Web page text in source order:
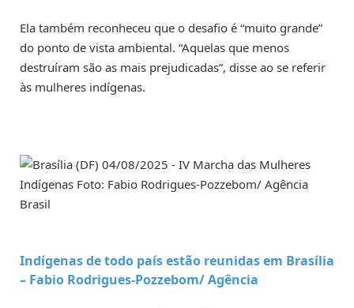
Ela também reconheceu que o desafio é “muito grande”
do ponto de vista ambiental. “Aquelas que menos
destruíram são as mais prejudicadas”, disse ao se referir
às mulheres indígenas.
Indígenas de todo país estão reunidas em Brasília
– Fabio Rodrigues-Pozzebom/ Agência